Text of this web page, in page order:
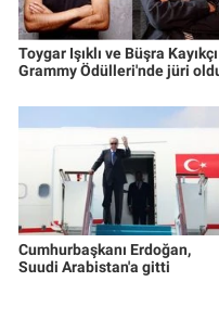
Toygar Işıklı ve Büşra Kayıkçı
Grammy Ödülleri'nde jüri
Cumhurbaşkanı Erdoğan,
Suudi Arabistan'a gitti